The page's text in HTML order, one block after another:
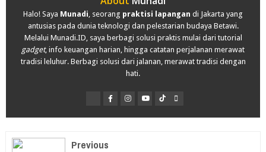
Halo! Saya Munadi , seorang praktisi lapangan di Jakarta yang
antusias pada dunia teknologi dan pelestarian budaya Betawi.
Melalui Munadi.ID, saya berbagi solusi praktis mulai dari tutorial
gadget, info keuangan harian, hingga catatan perjalanan merawat
tradisi leluhur. Berbagi solusi dari jalanan, merawat tradisi dengan
hati.
Previous